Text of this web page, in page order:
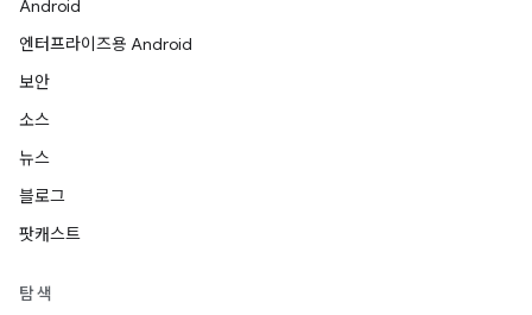
Android
엔터프라이즈용 Android
보안
소스
뉴스
블로그
팟캐스트
탐색